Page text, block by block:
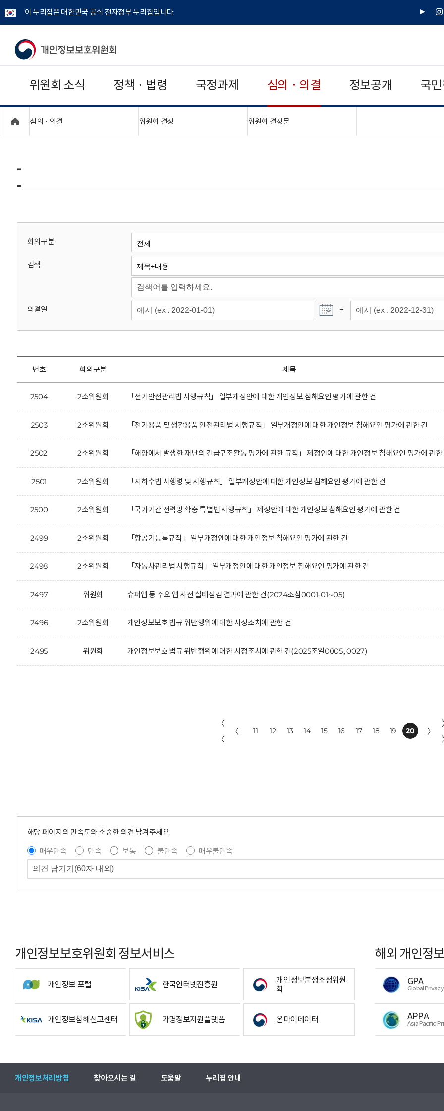
이 누리집은 대한민국 공식 전자정부 누리집입니다.
유
인
개
보
보
위
회
위원회 소식 정책 · 법령 국정과제 심의 · 의결 정보공개 국
심의 · 의결 위원회 결정 위원회 결정문"접기,펼치기"
-
회의구분
검색
의결일 ~
번호 회의구분 제목
2504 2소위원회 「전기안전관리법 시행규칙」 일부개정안에 대한 개인정보 침해요인 평가에 관한 건
2503 2소위원회 「전기용품 및 생활용품 안전관리법 시행규칙」 일부개정안에 대한 개인정보 침해요인 평가에 관한 건
2502 2소위원회 「해양에서 발생한 재난의 긴급구조활동 평가에 관한 규칙」 제정안에 대한 개인정보 침해요인 평가에 관한
2501 2소위원회 「지하수법 시행령 및 시행규칙」 일부개정안에 대한 개인정보 침해요인 평가에 관한 건
2500 2소위원회 「국가기간 전력망 확충 특별법 시행규칙」 제정안에 대한 개인정보 침해요인 평가에 관한 건
2499 2소위원회 「항공기등록규칙」 일부개정안에 대한 개인정보 침해요인 평가에 관한 건
2498 2소위원회 「자동차관리법 시행규칙」 일부개정안에 대한 개인정보 침해요인 평가에 관한 건
2497 위원회 슈퍼앱 등 주요 앱 사전 실태점검 결과에 관한 건(2024조삼0001-01∼05)
2496 2소위원회 개인정보보호 법규 위반행위에 대한 시정조치에 관한 건
2495 위원회 개인정보보호 법규 위반행위에 대한 시정조치에 관한 건(2025조일0005, 0027)
〈
〈
〈 11 12 13 14 15 16 17 18 19 20 〉
해당 페이지의 만족도와 소중한 의견 남겨주세요.
매우만족
만족 보통 불만족
매우불만족
개인정보보호위원회 정보서비스
개인정보 포털 한국인터넷진흥원
개인정보분쟁조정위원
회
개인정보침해신고센터 가명정보지원플랫폼 온마이데이터
해외 개인정
GPA
Global
APPA
Asia Pacific
개인정보처리방침 찾아오시는 길 도움말 누리집 안내